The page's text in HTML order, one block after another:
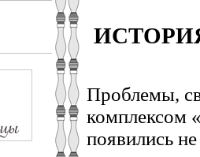
Проблемы,
комплексом
появились